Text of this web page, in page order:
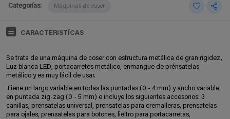
Categorías: Máquinas de coser
CARACTERISTÍCAS
Se trata de una máquina de coser con estructura metálica de gran rigidez,
Luz blanca LED, portacarretes metálico, enmangue de prénsatelas
metálico y es muy fácil de usar.
Tiene un l argo variable en todas las puntadas (0 - 4 mm) y ancho variable
en puntada zig-zag (0 - 5 mm) e incluye los siguientes accesorios: 3
canillas, prensatelas universal, prensatelas para cremalleras, prensatelas
para ojales, prensatelas para botones, fieltro para portacarretas,